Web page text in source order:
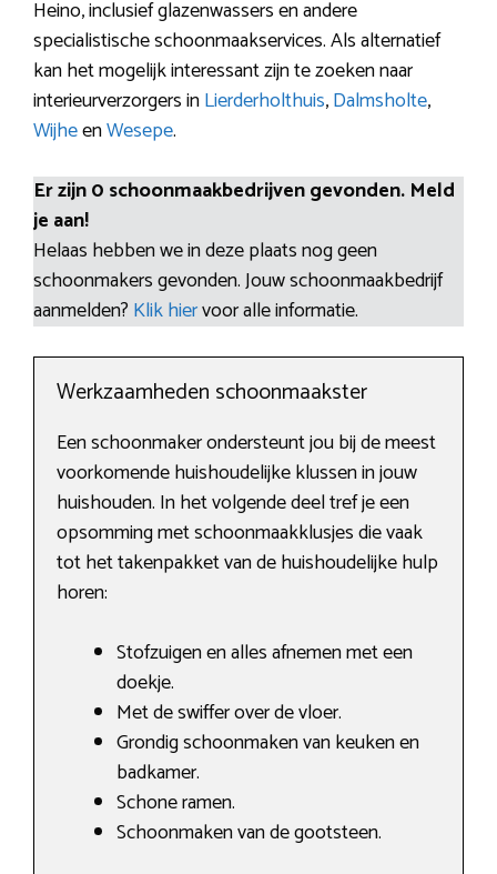
Heino, inclusief glazenwassers en andere
specialistische schoonmaakservices. Als alternatief
kan het mogelijk interessant zijn te zoeken naar
interieurverzorgers inLierderholthuis,Dalmsholte,
WijheenWesepe.
Er zijn 0 schoonmaakbedrijven gevonden. Meld
je aan!
Helaas hebben we in deze plaats nog geen
schoonmakers gevonden. Jouw schoonmaakbedrijf
aanmelden? Klik hiervoor alle informatie.
Werkzaamheden schoonmaakster
Een schoonmaker ondersteunt jou bij de meest
voorkomende huishoudelijke klussen in jouw
huishouden. In het volgende deel tref je een
opsomming met schoonmaakklusjes die vaak
tot het takenpakket van de huishoudelijke hulp
horen:
Stofzuigen en alles afnemen met een
doekje.
Met de swiffer over de vloer.
Grondig schoonmaken van keuken en
badkamer.
Schone ramen.
Schoonmaken van de gootsteen.